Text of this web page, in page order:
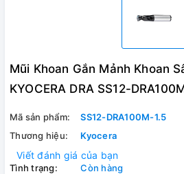
Mũi Khoan Gắn Mảnh Khoan
KYOCERA DRA SS12-
Mã sản phẩm:
SS12-DRA100M-1.5
Thương hiệu:
Kyocera
Viết đánh giá của bạn
Tình trạng: Còn hàng